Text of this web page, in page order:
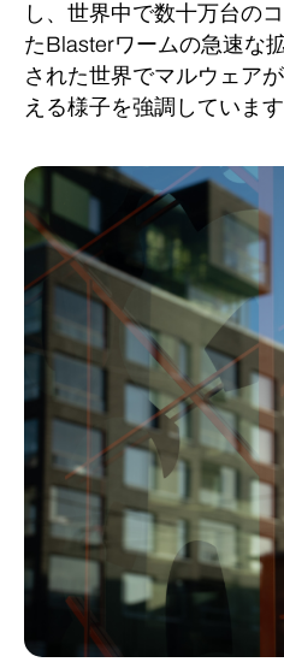
し、世界中で数十万台の
たBlasterワームの急速な
された世界でマルウェア
える様子を強調しています